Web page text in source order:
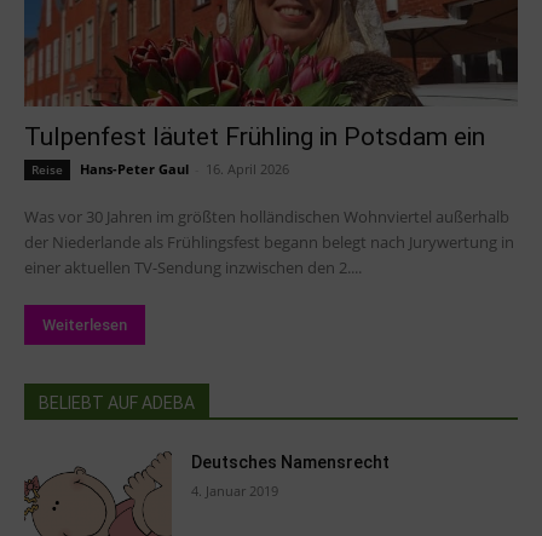
Tulpenfest läutet Frühling in Potsdam ein
Reise Hans-Peter Gaul 16. April 2026
Was vor 30 Jahren im größten holländischen Wohnviertel außerhalb
der Niederlande als Frühlingsfest begann belegt nach Jurywertung in
einer aktuellen TV-Sendung inzwischen den 2....
Weiterlesen
BELIEBT AUF ADEBA
Deutsches Namensrecht
4. Januar 2019